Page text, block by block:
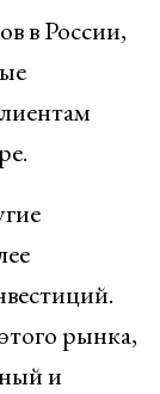
в России,
рынка,
и